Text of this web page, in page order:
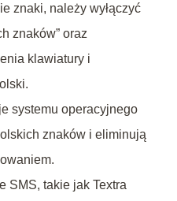
znaki, należy wyłączyć
znaków” oraz
klawiatury i
systemu operacyjnego
znaków i eliminują
SMS, takie jak Textra